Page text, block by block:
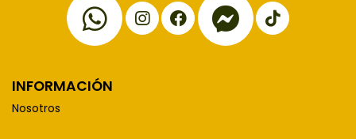
INFORMACIÓN
Nosotros